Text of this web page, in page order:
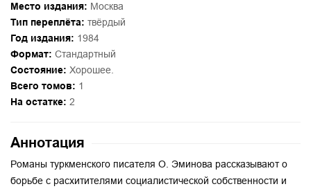
Место издания: Москва
Тип переплёта: твёрдый
Год издания: 1984
Формат: Стандартный
Состояние: Хорошее.
Всего томов: 1
На остатке: 2
Аннотация
Романы туркменского писателя О. Эминова рассказывают о
борьбе с расхитителями социалистической собственности и